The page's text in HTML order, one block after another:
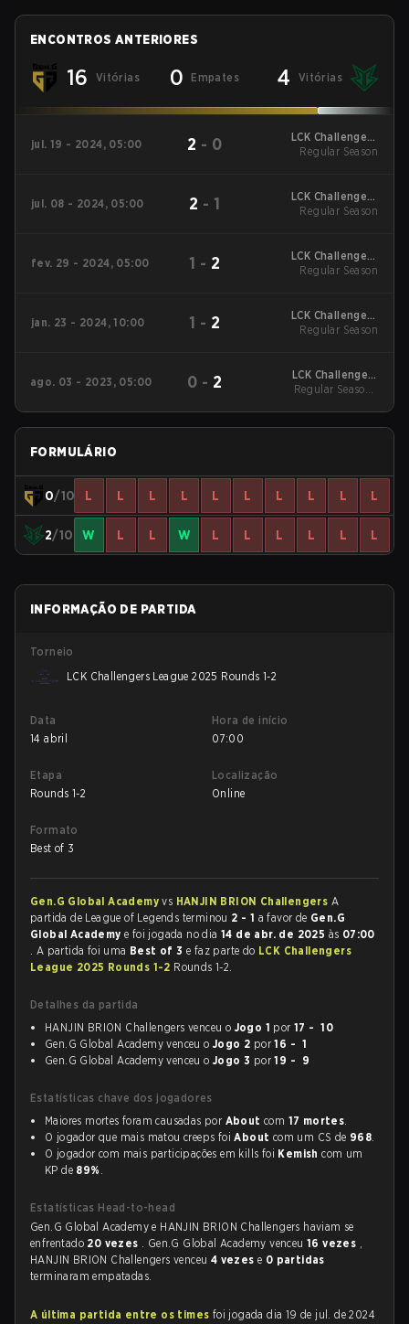
ENCONTROS ANTERIORES
16 Vitórias 0 Empates 4 Vitórias
jul. 19 - 2024, 05:00 2 - 0
LCK Challengers
League Summer 2024
Regular Season
jul. 08 - 2024, 05:00 2 - 1
LCK Challengers
League Summer 2024
Regular Season
fev. 29 - 2024, 05:00 1 - 2
LCK Challengers
League Spring 2024
Regular Season
jan. 23 - 2024, 10:00 1 - 2
LCK Challengers
League Spring 2024
Regular Season
ago. 03 - 2023, 05:00 0 - 2
LCK Challengers
League Summer 2023
Regular Season -
FORMULÁRIO
0/10 L L L L L L L L L L
2/10 W L L W L L L L L L
INFORMAÇÃO DE PARTIDA
Torneio
LCK Challengers League 2025 Rounds 1-2
Data
14 abril
Hora de início
07:00
Etapa
Rounds 1-2
Localização
Online
Formato
Best of 3
Gen.G Global Academyvs HANJIN BRION Challengers A
partida de League of Legends terminou 2 - 1 a favor de Gen.G
Global Academye foi jogada no dia14 de abr. de 2025 às 07:00
. A partida foi uma Best of 3 e faz parte do LCK Challengers
League 2025 Rounds 1-2 Rounds 1-2.
Detalhes da partida
HANJIN BRION Challengers venceu o Jogo 1 por17 - 10
Gen.G Global Academy venceu o Jogo 2 por16 - 1
Gen.G Global Academy venceu o Jogo 3 por19 - 9
Estatísticas chave dos jogadores
Maiores mortes foram causadas por About com 17 mortes.
O jogador que mais matou creeps foiAbout com um CS de 968.
O jogador com mais participações em kills foi Kemish com um
KP de 89% .
Estatísticas Head-to-head
Gen.G Global Academy e HANJIN BRION Challengers haviam se
enfrentado 20 vezes . Gen.G Global Academy venceu16 vezes ,
HANJIN BRION Challengers venceu 4 vezese 0 partidas
terminaram empatadas.
A última partida entre os times foi jogada dia 19 de jul. de 2024